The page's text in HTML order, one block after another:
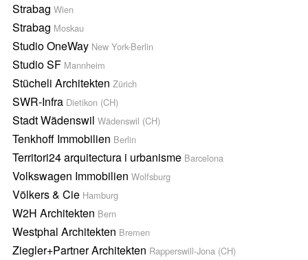
Strabag Wien
Strabag Moskau
Studio OneWay New York-Berlin
Studio SF Mannheim
Stücheli Architekten Zürich
SWR-Infra Dietikon (CH)
Stadt Wädenswil Wädenswil (CH)
Tenkhoff Immobilien Berlin
Territori24 arquitectura i urbanisme Barcelona
Volkswagen Immobilien Wolfsburg
Völkers & Cie Hamburg
W2H Architekten Bern
Westphal Architekten Bremen
Ziegler+Partner Architekten Rapperswill-Jona (CH)